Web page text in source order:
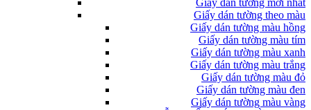
Giấy dán tường mới nhất
Giấy dán tường theo màu
Giấy dán tường màu hồng
Giấy dán tường màu tím
Giấy dán tường màu xanh
Giấy dán tường màu trắng
Giấy dán tường màu đỏ
Giấy dán tường màu đen
Giấy dán tường màu vàng